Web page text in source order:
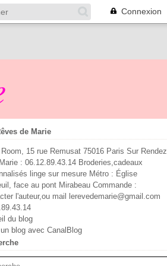
Connexion
de Marie
15 rue Remusat 75016 Paris Sur Rendez
: 06.12.89.43.14 Broderies,cadeaux
linge sur mesure Métro : Église
face au pont Mirabeau Commande :
l'auteur,ou mail lerevedemarie@gmail.com
du blog
blog avec CanalBlog